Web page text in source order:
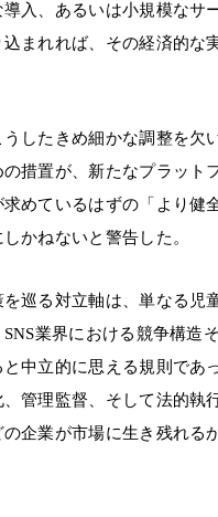
入、あるいは小規模なサ
まれれば、その経済的な
うしたきめ細かな調整を欠
措置が、新たなプラット
求めているはずの「より健
かねないと警告した。
を巡る対立軸は、単なる児
業界における競争構造
と中立的に思える規則であ
管理監督、そして法的執
の企業が市場に生き残れる